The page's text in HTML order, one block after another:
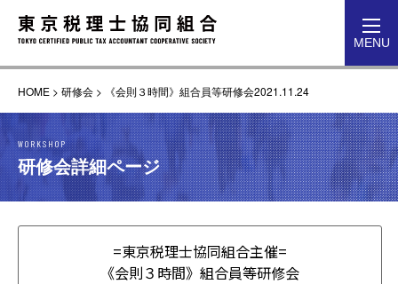
MENU
HOME > 研修会 > 《会則３時間》組合員等研修会2021.11.24
WORKSHOP
研修会詳細ページ
=東京税理士協同組合主催=
《会則３時間》組合員等研修会